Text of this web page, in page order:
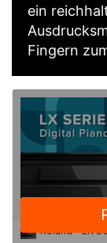
ein
Fingern